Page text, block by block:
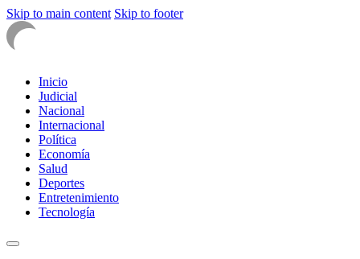
Skip to main content Skip to footer
Inicio
Judicial
Nacional
Internacional
Política
Economía
Salud
Deportes
Entretenimiento
Tecnología